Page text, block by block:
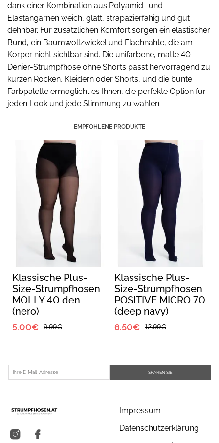
dank einer Kombination aus Polyamid- und
Elastangarnen weich, glatt, strapazierfahig und gut
dehnbar. Fur zusatzlichen Komfort sorgen ein elastischer
Bund, ein Baumwollzwickel und Flachnahte, die am
Korper nicht sichtbar sind. Die unifarbene, matte 40-
Denier-Strumpfhose ohne Shorts passt hervorragend zu
kurzen Rocken, Kleidern oder Shorts, und die bunte
Farbpalette ermoglicht es Ihnen, die perfekte Option fur
jeden Look und jede Stimmung zu wahlen.
EMPFOHLENE PRODUKTE
Klassische Plus-
Size-Strumpfhosen
MOLLY 40 den
(nero)
5.00€ 9.99€
Klassische Plus-
Size-Strumpfhosen
POSITIVE MICRO 70
(deep navy)
6.50€ 12.99€
SPAREN SIE
Impressum
Datenschutzerklärung